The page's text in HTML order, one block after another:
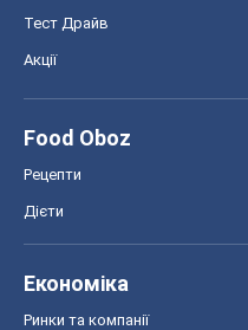
Тест Драйв
Акції
Food Oboz
Рецепти
Дієти
Економіка
Ринки та компанії